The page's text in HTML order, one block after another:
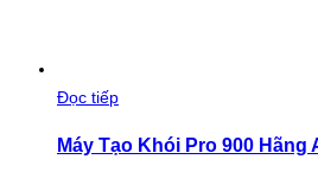
Đọc tiếp
Máy Tạo Khói Pro 900 Hãng